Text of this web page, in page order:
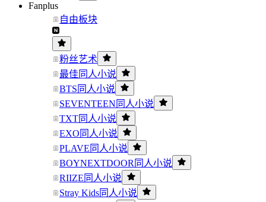
Fanplus
自由板块
粉丝艺术
最佳同人小说
BTS同人小说
SEVENTEEN同人小说
TXT同人小说
EXO同人小说
PLAVE同人小说
BOYNEXTDOOR同人小说
RIIZE同人小说
Stray Kids同人小说